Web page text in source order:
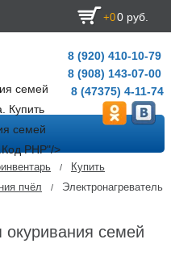
+00 руб.
семей
Купить
семей
Код PHP"/>
8 (920) 410-10-79
8 (908) 143-07-00
8 (47375) 4-11-74
/
Купить
пчёл
/
Электронагреватель
окуривания семей